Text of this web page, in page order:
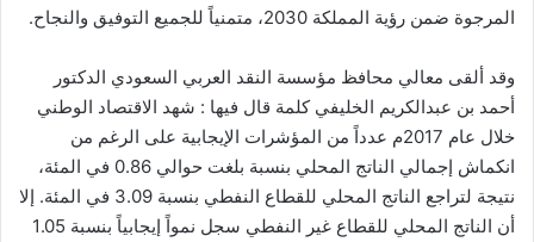
المرجوة ضمن رؤية المملكة 2030، متمنياً للجميع التوفيق والنجاح.
وقد ألقى معالي محافظ مؤسسة النقد العربي السعودي الدكتور
أحمد بن عبدالكريم الخليفي كلمة قال فيها : شهد الاقتصاد الوطني
خلال عام 2017م عدداً من المؤشرات الإيجابية على الرغم من
انكماش إجمالي الناتج المحلي بنسبة بلغت حوالي 0.86 في المئة،
نتيجة لتراجع الناتج المحلي للقطاع النفطي بنسبة 3.09 في المئة. إلا
أن الناتج المحلي للقطاع غير النفطي سجل نمواً إيجابياً بنسبة 1.05